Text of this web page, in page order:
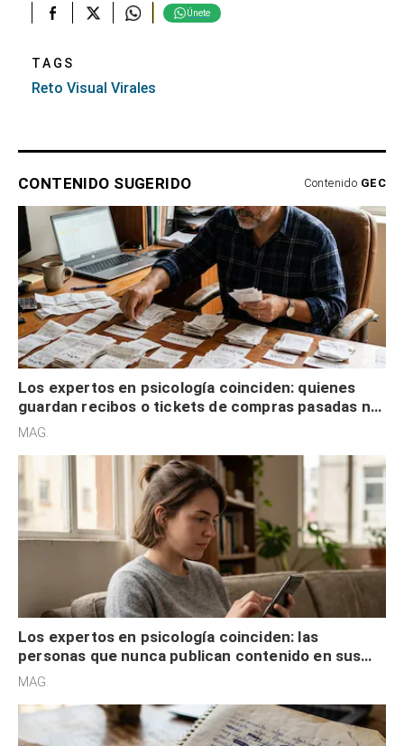
Únete
TAGS
Reto Visual Virales
CONTENIDO SUGERIDO Contenido GEC
Los expertos en psicología coinciden: quienes
guardan recibos o tickets de compras pasadas no
son acumuladores, sino que tienen necesidad de
MAG.
Los expertos en psicología coinciden: las
personas que nunca publican contenido en sus
redes sociales no pretenden buscar validación
MAG.